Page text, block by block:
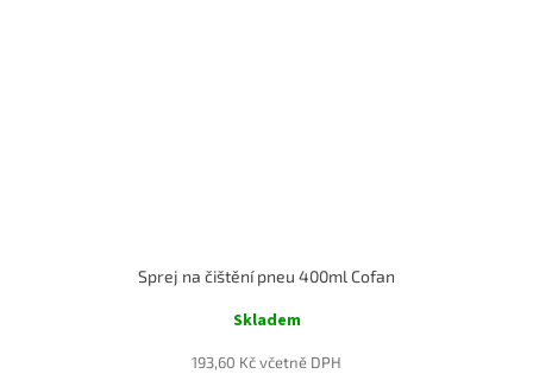
Sprej na čištění pneu 400ml Cofan
Skladem
193,60 Kč včetně DPH